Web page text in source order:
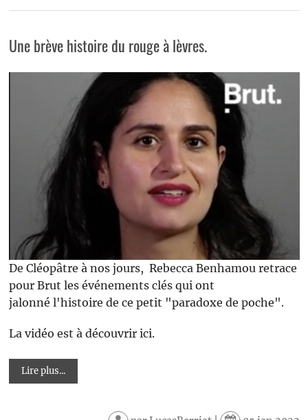
Une brève histoire du rouge à lèvres.
De Cléopâtre à nos jours, Rebecca Benhamou retrace
pour Brut les événements clés qui ont
jalonné l'histoire de ce petit "paradoxe de poche".
La vidéo est à découvrir ici.
Lire plus...